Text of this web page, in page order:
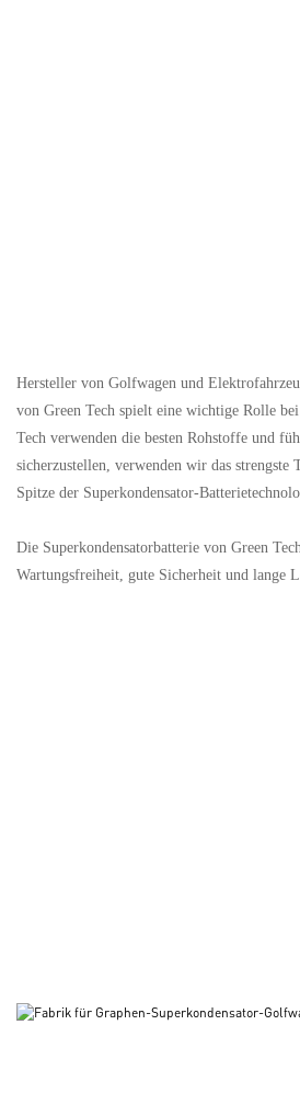
Hersteller von Golfwagen und
von Green Tech spielt eine wichtige Rolle
Tech verwenden die besten Rohstoffe und
sicherzustellen, verwenden wir das strengste
Spitze der Superkondensator-
Die Superkondensatorbatterie von Green
Wartungsfreiheit, gute Sicherheit und lange